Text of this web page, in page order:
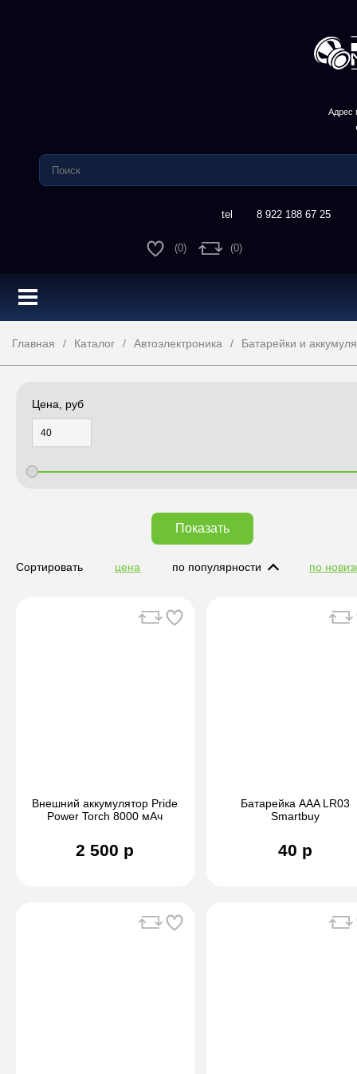
Адрес
8 922 188 67 25
(0) (0)
Главная Каталог Автоэлектроника Батарейки и
Цена, руб
Показать
Сортировать цена по популярности по
Внешний аккумулятор Pride
Power Torch 8000 мАч
2 500 р
Батарейка AAA LR03
Smartbuy
40 р